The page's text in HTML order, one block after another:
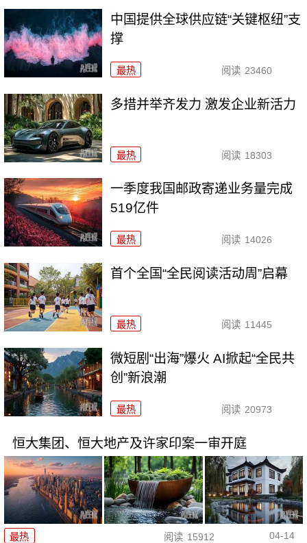
中国提供全球供应链“关键枢纽”支
撑
最热 阅读 23460
多措并举齐发力 激发企业新活力
最热 阅读 18303
一季度我国邮政寄递业务量完成
519亿件
最热 阅读 14026
首个全国“全民阅读活动周”启幕
最热 阅读 11445
微短剧“出海”爆火 AI掀起“全民共
创”新浪潮
最热 阅读 20973
恒大集团、恒大地产及许家印案一审开庭
最热 阅读 15912 04-14